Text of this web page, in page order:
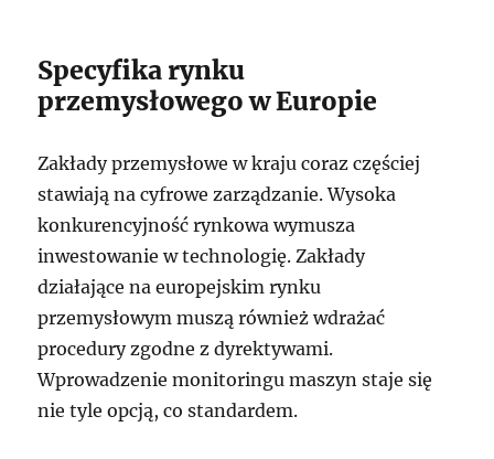
Specyfika rynku
przemysłowego w Europie
Zakłady przemysłowe w kraju coraz częściej
stawiają na cyfrowe zarządzanie. Wysoka
konkurencyjność rynkowa wymusza
inwestowanie w technologię. Zakłady
działające na europejskim rynku
przemysłowym muszą również wdrażać
procedury zgodne z dyrektywami.
Wprowadzenie monitoringu maszyn staje się
nie tyle opcją, co standardem.